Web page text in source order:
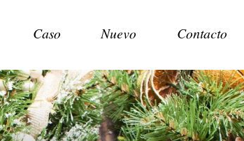
Caso Nuevo Contacto